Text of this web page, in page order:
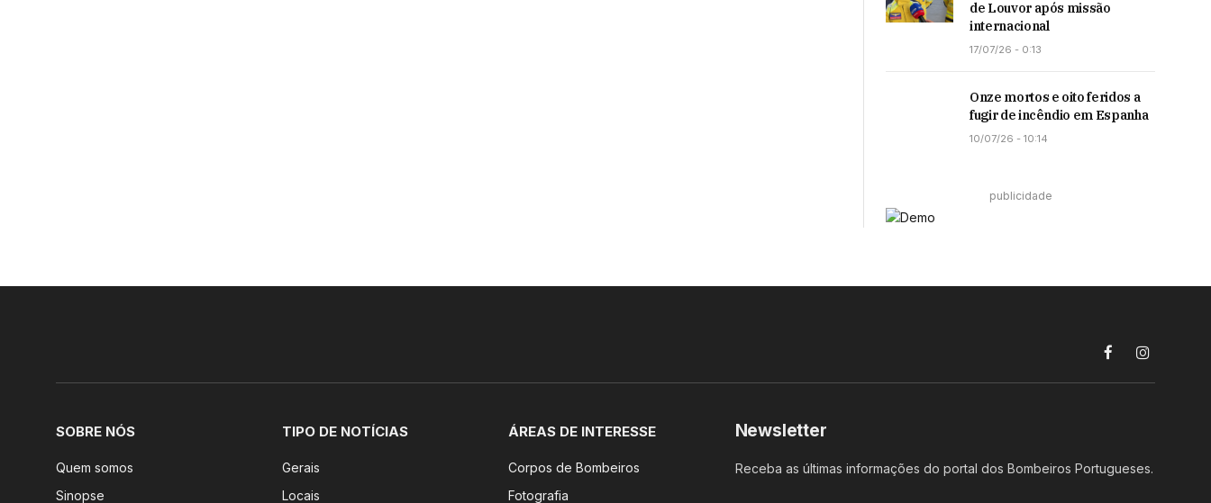
de Louvor após missão
internacional
17/07/26 - 0:13
Onze mortos e oito feridos a
fugir de incêndio em Espanha
10/07/26 - 10:14
publicidade
FacebookInstagram
SOBRE NÓS
Quem somos
Sinopse
TIPO DE NOTÍCIAS
Gerais
Locais
ÁREAS DE INTERESSE
Corpos de Bombeiros
Fotografia
Newsletter
Receba as últimas informações do portal dos Bombeiros Portugueses.